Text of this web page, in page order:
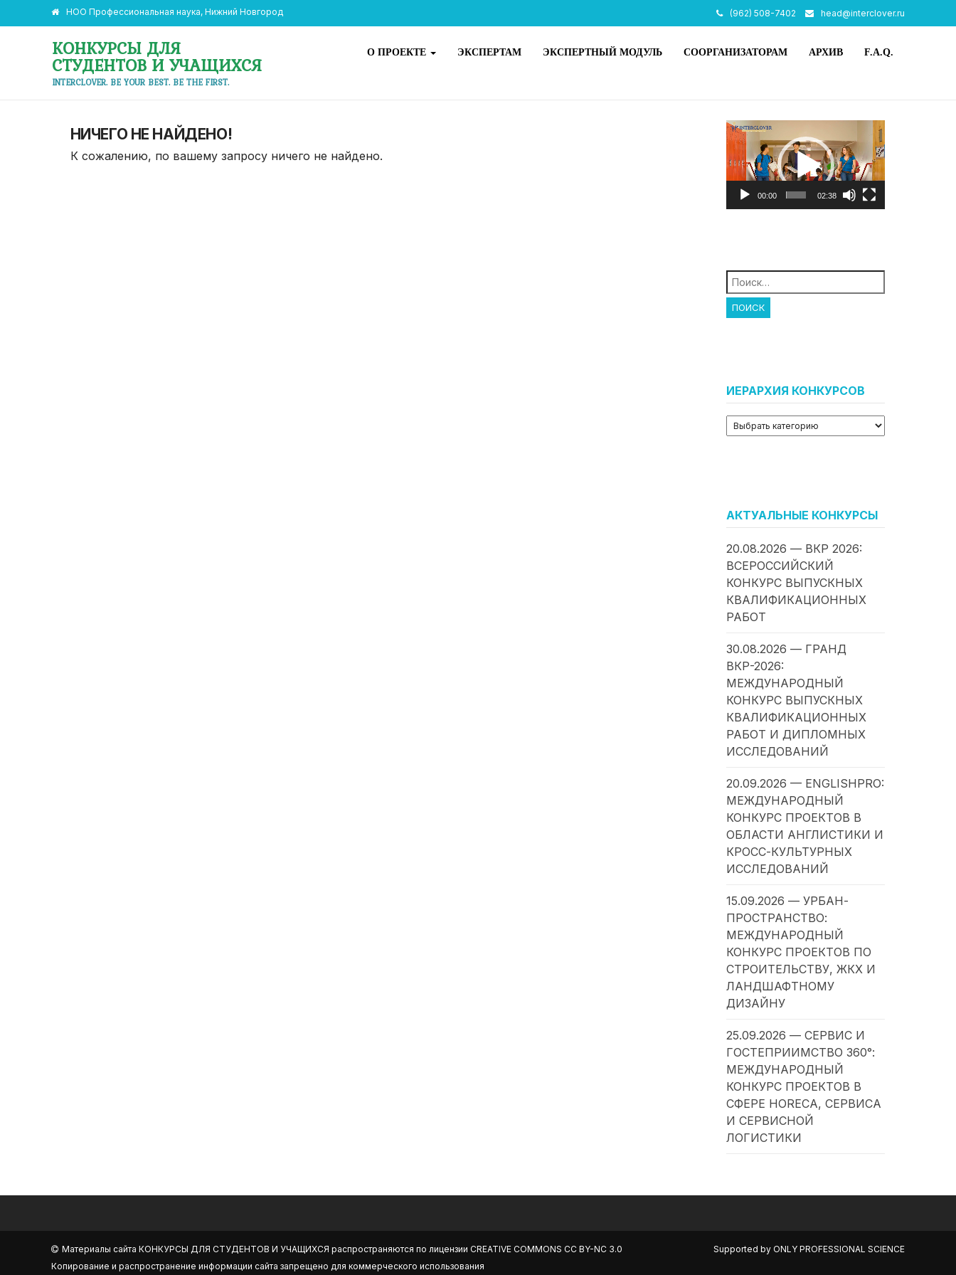
НОО Профессиональная наука, Нижний Новгород (962) 508-7402 head@interclover.ru
КОНКУРСЫ ДЛЯ
СТУДЕНТОВ И УЧАЩИХСЯ
INTERCLOVER. BE YOUR BEST. BE THE FIRST.
О ПРОЕКТЕ ЭКСПЕРТАМ ЭКСПЕРТНЫЙ МОДУЛЬ СООРГАНИЗАТОРАМ АРХИВ F.A.Q.
НИЧЕГО НЕ НАЙДЕНО!
К сожалению, по вашему запросу ничего не найдено.
Видеоплеер
00:00 02:38
Найти:
ИЕРАРХИЯ КОНКУРСОВ
АКТУАЛЬНЫЕ КОНКУРСЫ
20.08.2026 — ВКР 2026:
ВСЕРОССИЙСКИЙ
КОНКУРС ВЫПУСКНЫХ
КВАЛИФИКАЦИОННЫХ
РАБОТ
30.08.2026 — ГРАНД
ВКР-2026:
МЕЖДУНАРОДНЫЙ
КОНКУРС ВЫПУСКНЫХ
КВАЛИФИКАЦИОННЫХ
РАБОТ И ДИПЛОМНЫХ
ИССЛЕДОВАНИЙ
20.09.2026 — ENGLISHPRO:
МЕЖДУНАРОДНЫЙ
КОНКУРС ПРОЕКТОВ В
ОБЛАСТИ АНГЛИСТИКИ И
КРОСС-КУЛЬТУРНЫХ
ИССЛЕДОВАНИЙ
15.09.2026 — УРБАН-
ПРОСТРАНСТВО:
МЕЖДУНАРОДНЫЙ
КОНКУРС ПРОЕКТОВ ПО
СТРОИТЕЛЬСТВУ, ЖКХ И
ЛАНДШАФТНОМУ
ДИЗАЙНУ
25.09.2026 — СЕРВИС И
ГОСТЕПРИИМСТВО 360°:
МЕЖДУНАРОДНЫЙ
КОНКУРС ПРОЕКТОВ В
СФЕРЕ HORECA, СЕРВИСА
И СЕРВИСНОЙ
ЛОГИСТИКИ
Материалы сайта КОНКУРСЫ ДЛЯ СТУДЕНТОВ И УЧАЩИХСЯ распространяются по лицензии CREATIVE COMMONS CC BY-NC 3.0
Копирование и распространение информации сайта запрещено для коммерческого использования
Supported by ONLY PROFESSIONAL SCIENCE